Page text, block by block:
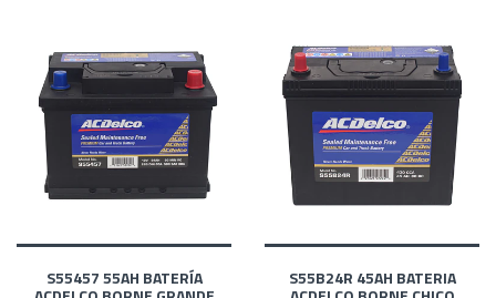
S55457 55AH BATERÍA S55B24R 45AH BATERIA